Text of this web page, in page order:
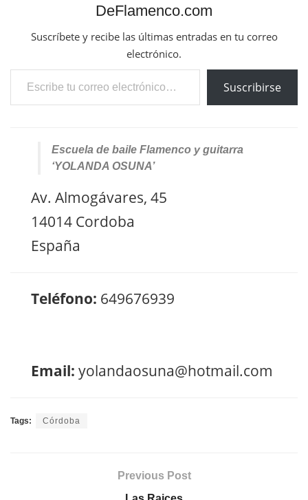
DeFlamenco.com
Suscríbete y recibe las últimas entradas en tu correo
electrónico.
Escribe tu correo electrónico…
Suscribirse
Escuela de baile Flamenco y guitarra
‘YOLANDA OSUNA’
Av. Almogávares, 45
14014 Cordoba
España
Teléfono: 649676939
Email: yolandaosuna@hotmail.com
Tags: Córdoba
Previous Post